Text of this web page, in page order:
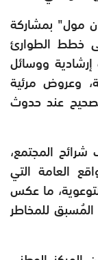
مول" بمشاركة
خطط الطوارئ
ووسائل
وعروض مرئية
عند حدوث
المجتمع،
العامة التي
ما عكس
للمخاطر